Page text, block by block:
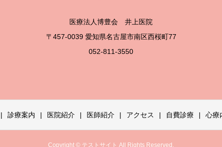
医療法人博豊会 井上医院
〒457-0039 愛知県名古屋市南区西桜町77
052-811-3550
診療案内 医院紹介 医師紹介 アクセス 自費診療 心療
Copyright © テストサイト All Rights Reserved.